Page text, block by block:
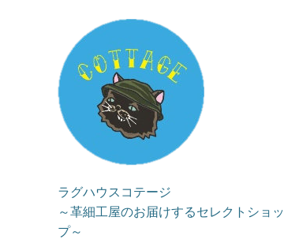
ラグハウスコテージ
～革細工屋のお届けするセレクトショッ
プ～